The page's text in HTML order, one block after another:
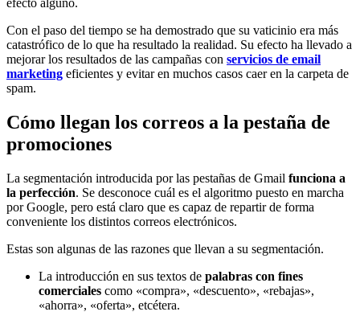
Con el paso del tiempo se ha demostrado que su vaticinio era más
catastrófico de lo que ha resultado la realidad. Su efecto ha llevado a
mejorar los resultados de las campañas con servicios de email
marketing eficientes y evitar en muchos casos caer en la carpeta de
spam.
Cómo llegan los correos a la pestaña de
promociones
La segmentación introducida por las pestañas de Gmail funciona a
la perfección. Se desconoce cuál es el algoritmo puesto en marcha
por Google, pero está claro que es capaz de repartir de forma
conveniente los distintos correos electrónicos.
Estas son algunas de las razones que llevan a su segmentación.
La introducción en sus textos de palabras con fines
comerciales como «compra», «descuento», «rebajas»,
«ahorra», «oferta», etcétera.